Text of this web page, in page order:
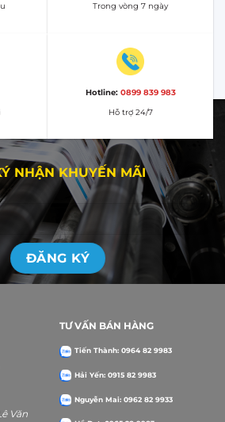
Trong vòng 7 ngày
Hotline: 0899 839 983
Hỗ trợ 24/7
NHẬN KHUYẾN MÃI
Văn
TƯ VẤN BÁN HÀNG
Tiến Thành: 0964 82 9983
Hải Yến: 0915 82 9983
Nguyễn Mai: 0962 82 9933